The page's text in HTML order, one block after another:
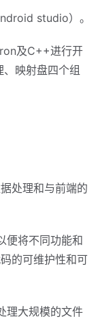
studio）。
及C++进行开
映射盘四个组
处理和与前端的
便将不同功能和
的可维护性和可
理大规模的文件